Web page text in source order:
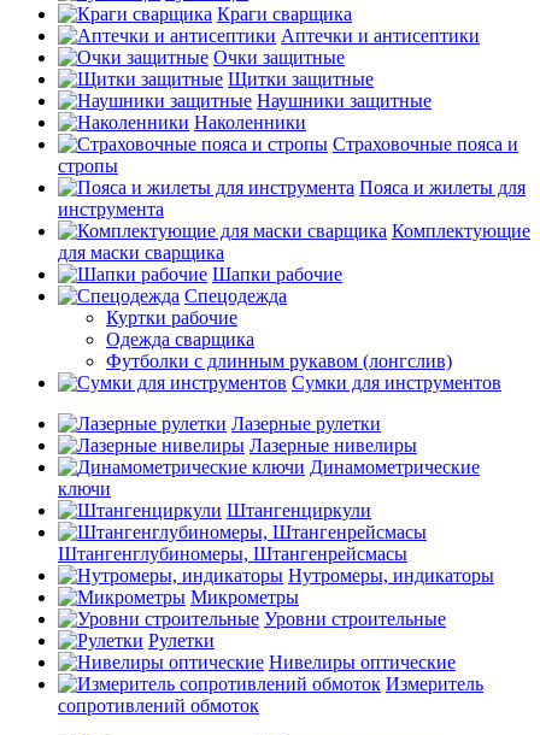
Краги сварщика
Аптечки и антисептики
Очки защитные
Щитки защитные
Наушники защитные
Наколенники
Страховочные пояса и
стропы
Пояса и жилеты для
инструмента
Комплектующие
для маски сварщика
Шапки рабочие
Спецодежда
Куртки рабочие
Одежда сварщика
Футболки с длинным рукавом (лонгслив)
Сумки для инструментов
Лазерные рулетки
Лазерные нивелиры
Динамометрические
ключи
Штангенциркули
Штангенглубиномеры, Штангенрейсмасы
Нутромеры, индикаторы
Микрометры
Уровни строительные
Рулетки
Нивелиры оптические
Измеритель
сопротивлений обмоток